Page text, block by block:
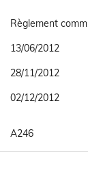
Règlement
13/06/2012
28/11/2012
02/12/2012
A246